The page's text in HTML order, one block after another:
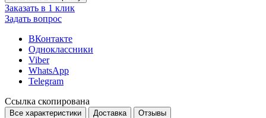
Заказать в 1 клик
Задать вопрос
ВКонтакте
Одноклассники
Viber
WhatsApp
Telegram
Ссылка скопирована
Все характеристики Доставка Отзывы